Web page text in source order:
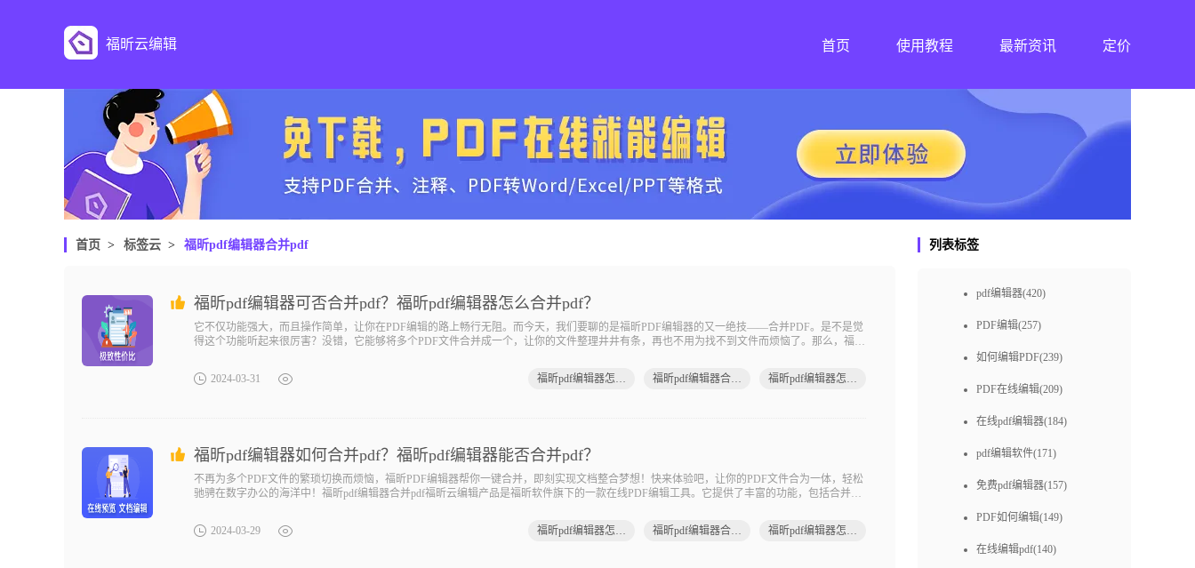
福昕云编辑 首页 使用教程 最新资讯 定价
首页 > 标签云 > 福昕pdf编辑器合并pdf
福昕pdf编辑器可否合并pdf？福昕pdf编辑器怎么合并pdf？
它不仅功能强大，而且操作简单，让你在PDF编辑的路上畅行无阻。而今天，我们要聊的是福昕PDF编辑器的又一绝技——合并PDF。是不是觉
得这个功能听起来很厉害？没错，它能够将多个PDF文件合并成一个，让你的文件整理井井有条，再也不用为找不到文件而烦恼了。那么，福昕
2024-03-31
福昕pdf编辑器怎么合并pdf 福昕pdf编辑器合并pdf 福昕pdf编辑器怎么合并文件
福昕pdf编辑器如何合并pdf？福昕pdf编辑器能否合并pdf？
不再为多个PDF文件的繁琐切换而烦恼，福昕PDF编辑器帮你一键合并，即刻实现文档整合梦想！快来体验吧，让你的PDF文件合为一体，轻松
驰骋在数字办公的海洋中！福昕pdf编辑器合并pdf福昕云编辑产品是福昕软件旗下的一款在线PDF编辑工具。它提供了丰富的功能，包括合并
2024-03-29
福昕pdf编辑器怎么合并pdf 福昕pdf编辑器合并pdf 福昕pdf编辑器怎么使用
列表标签
pdf编辑器(420)
PDF编辑(257)
如何编辑PDF(239)
PDF在线编辑(209)
在线pdf编辑器(184)
pdf编辑软件(171)
免费pdf编辑器(157)
PDF如何编辑(149)
在线编辑pdf(140)